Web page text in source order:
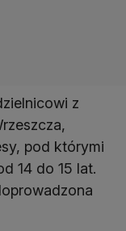
z
pod którymi
14 do 15 lat.